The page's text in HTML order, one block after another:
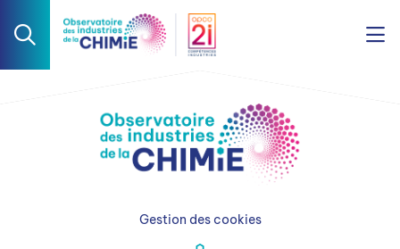
Gestion des cookies